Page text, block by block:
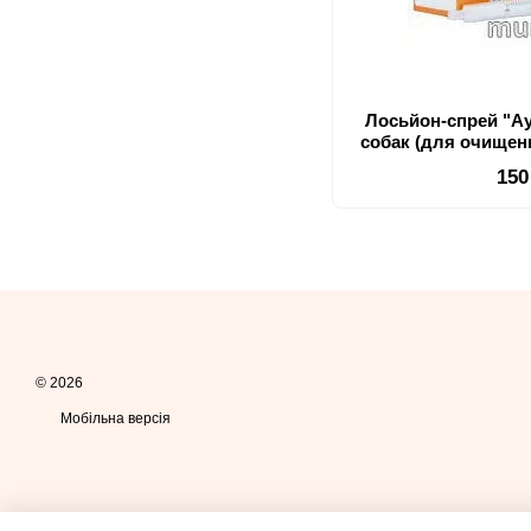
Лосьйон-спрей
собак (для
© 2026
Мобільна версія